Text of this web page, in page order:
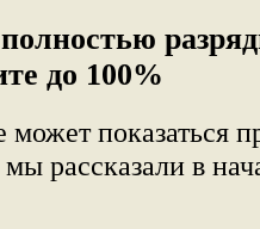
до 100%
может показаться
мы рассказали в